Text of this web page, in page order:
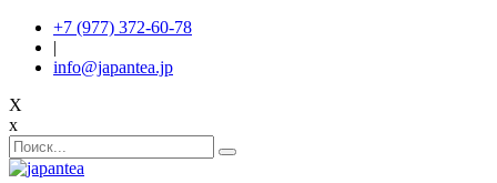
+7 (977) 372-60-78
|
info@japantea.jp
X
x